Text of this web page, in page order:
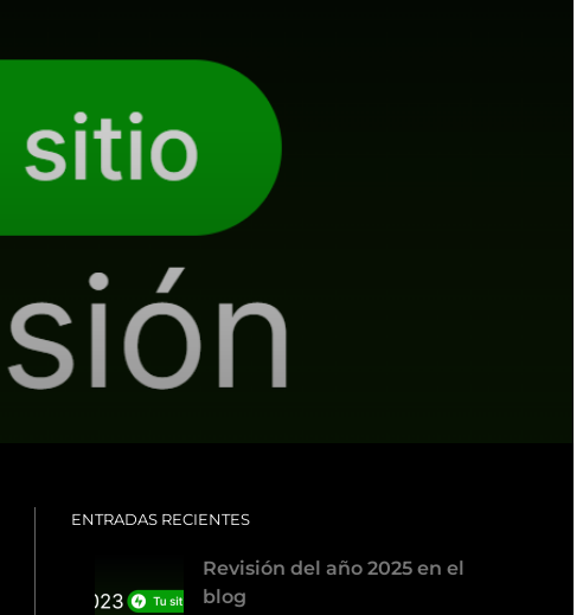
ENTRADAS RECIENTES
Revisión del año 2025 en el
blog